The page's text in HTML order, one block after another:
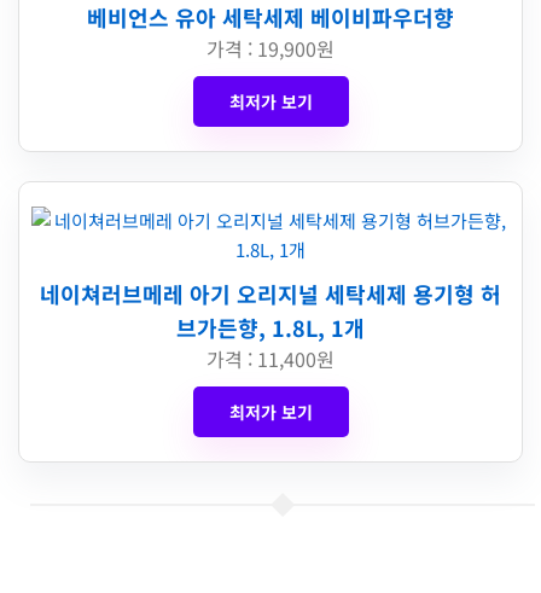
베비언스 유아 세탁세제 베이비파우더향
가격 : 19,900원
최저가 보기
네이쳐러브메레 아기 오리지널 세탁세제 용기형 허
브가든향, 1.8L, 1개
가격 : 11,400원
최저가 보기